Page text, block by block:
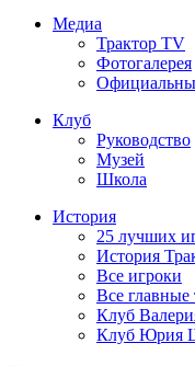
Медиа
Трактор TV
Фотогалерея
Клуб
Руководство
Музей
Школа
История
25 лучших
История
Все игроки
Все главные
Клуб
Клуб Юрия